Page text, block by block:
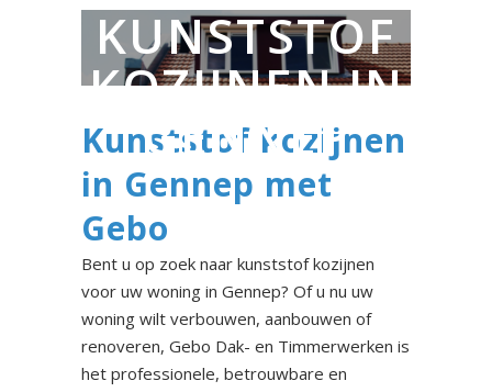
KUNSTSTOF
KOZIJNEN IN
GENNEP
Kunststof kozijnen
in Gennep met
Gebo
Bent u op zoek naar kunststof kozijnen
voor uw woning in Gennep? Of u nu uw
woning wilt verbouwen, aanbouwen of
renoveren, Gebo Dak- en Timmerwerken is
het professionele, betrouwbare en